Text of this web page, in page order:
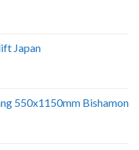
Japan
550x1150mm Bishamon